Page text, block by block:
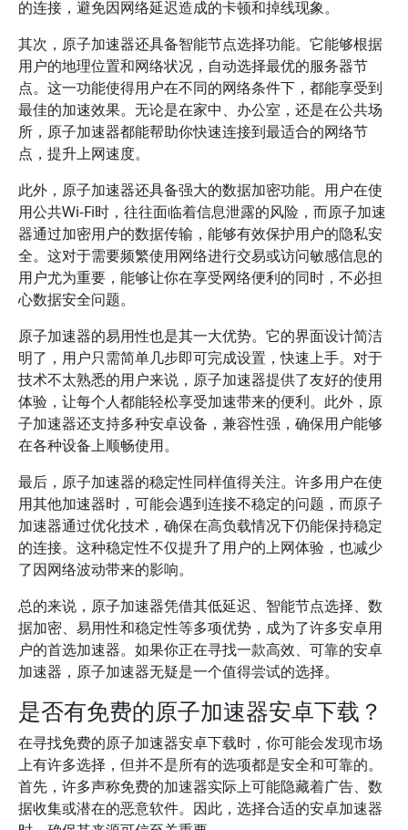
的连接，避免因网络延迟造成的卡顿和掉线现象。
其次，原子加速器还具备智能节点选择功能。它能够根据
用户的地理位置和网络状况，自动选择最优的服务器节
点。这一功能使得用户在不同的网络条件下，都能享受到
最佳的加速效果。无论是在家中、办公室，还是在公共场
所，原子加速器都能帮助你快速连接到最适合的网络节
点，提升上网速度。
此外，原子加速器还具备强大的数据加密功能。用户在使
用公共Wi-Fi时，往往面临着信息泄露的风险，而原子加速
器通过加密用户的数据传输，能够有效保护用户的隐私安
全。这对于需要频繁使用网络进行交易或访问敏感信息的
用户尤为重要，能够让你在享受网络便利的同时，不必担
心数据安全问题。
原子加速器的易用性也是其一大优势。它的界面设计简洁
明了，用户只需简单几步即可完成设置，快速上手。对于
技术不太熟悉的用户来说，原子加速器提供了友好的使用
体验，让每个人都能轻松享受加速带来的便利。此外，原
子加速器还支持多种安卓设备，兼容性强，确保用户能够
在各种设备上顺畅使用。
最后，原子加速器的稳定性同样值得关注。许多用户在使
用其他加速器时，可能会遇到连接不稳定的问题，而原子
加速器通过优化技术，确保在高负载情况下仍能保持稳定
的连接。这种稳定性不仅提升了用户的上网体验，也减少
了因网络波动带来的影响。
总的来说，原子加速器凭借其低延迟、智能节点选择、数
据加密、易用性和稳定性等多项优势，成为了许多安卓用
户的首选加速器。如果你正在寻找一款高效、可靠的安卓
加速器，原子加速器无疑是一个值得尝试的选择。
是否有免费的原子加速器安卓下载？
在寻找免费的原子加速器安卓下载时，你可能会发现市场
上有许多选择，但并不是所有的选项都是安全和可靠的。
首先，许多声称免费的加速器实际上可能隐藏着广告、数
据收集或潜在的恶意软件。因此，选择合适的安卓加速器